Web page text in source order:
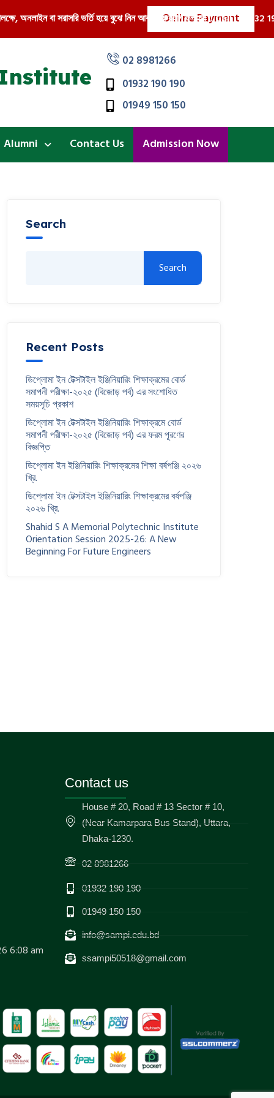
Online Payment
অনলাইন বা সরাসরি ভর্তি হয়ে বুঝে নিন আকর্ষনীয় ব্যাগ উপহার !! Call : 01932 190
02 8981266
01932 190 190
01949 150 150
Alumni Contact Us Admission Now
Search
Search
Recent Posts
ডিপ্লোমা ইন টেক্সটাইল ইঞ্জিনিয়ারিং শিক্ষাক্রমের বোর্ড
সমাপনী পরীক্ষা-২০২৫ (বিজোড় পর্ব) এর সংশোধিত
সময়সূচি প্রকাশ
ডিপ্লোমা ইন টেক্সটাইল ইঞ্জিনিয়ারিং শিক্ষাক্রমে বোর্ড
সমাপনী পরীক্ষা-২০২৫ (বিজোড় পর্ব) এর ফরম পূরণের
বিজ্ঞপ্তি
ডিপ্লোমা ইন ইঞ্জিনিয়ারিং শিক্ষাক্রমের শিক্ষা বর্ষপঞ্জি ২০২৬
খ্রি.
ডিপ্লোমা ইন টেক্সটাইল ইঞ্জিনিয়ারিং শিক্ষাক্রমের বর্ষপঞ্জি
২০২৬ খ্রি.
Shahid S A Memorial Polytechnic Institute
Orientation Session 2025-26: A New
Beginning For Future Engineers
6:08 am
Contact us
House # 20, Road # 13 Sector # 10,
(Near Kamarpara Bus Stand), Uttara,
Dhaka-1230.
02 8981266
01932 190 190
01949 150 150
info@sampi.edu.bd
ssampi50518@gmail.com